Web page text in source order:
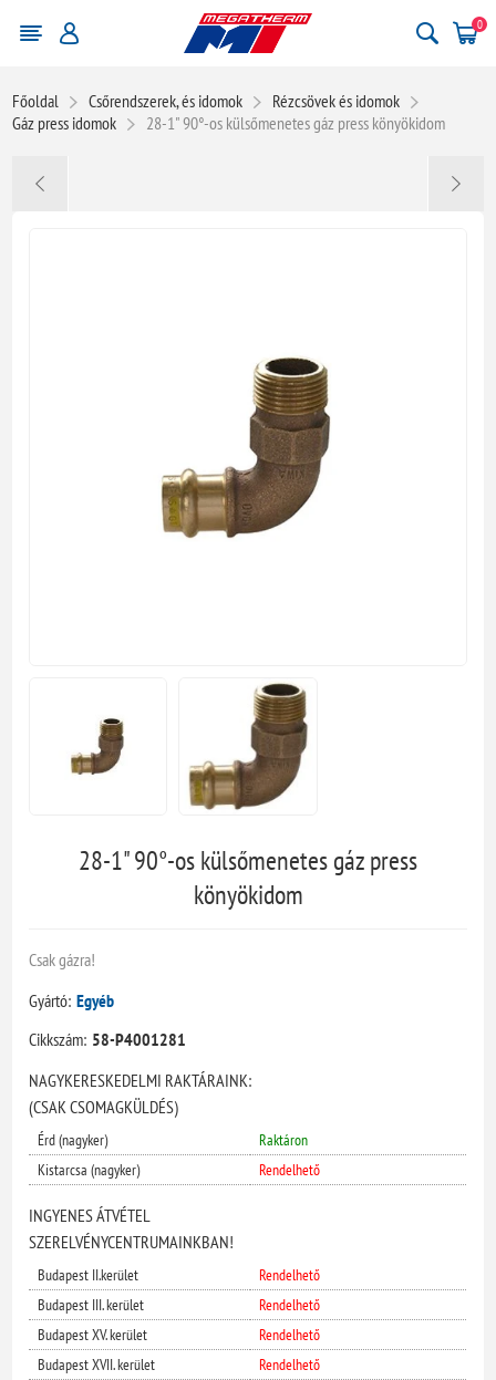
0
Főoldal Csőrendszerek, és idomok
Rézcsövek és idomok
Gáz press idomok
28-1" 90°-os külsőmenetes gáz press könyökidom
28-1" 90°-os külsőmenetes gáz press
könyökidom
Csak gázra!
Gyártó: Egyéb
Cikkszám: 58-P4001281
NAGYKERESKEDELMI RAKTÁRAINK:
(CSAK CSOMAGKÜLDÉS)
Érd (nagyker)
Raktáron
Kistarcsa (nagyker)
Rendelhető
INGYENES ÁTVÉTEL
SZERELVÉNYCENTRUMAINKBAN!
Budapest II.kerület
Rendelhető
Budapest III. kerület
Rendelhető
Budapest XV. kerület
Rendelhető
Budapest XVII. kerület
Rendelhető